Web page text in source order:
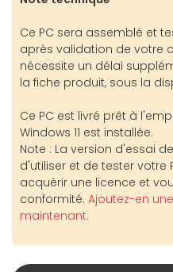
Ce PC sera assemblé et
après validation de votre
nécessite un délai
la fiche produit, sous la
Ce PC est livré prêt à
Windows 11 est installée.
Note : La version d'essai
d'utiliser et de tester votre
acquérir une licence et
conformité. Ajoutez-en
maintenant.